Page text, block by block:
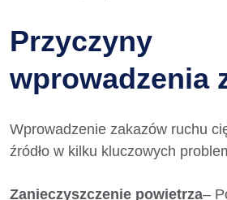
Przyczyny
wprowadzenia
Wprowadzenie zakazów ruchu
źródło w kilku kluczowych
Zanieczyszczenie powietrza–